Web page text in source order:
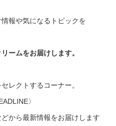
報や気になるトピックを
ームをお届けします。
レクトするコーナー。
〉
から最新情報をお届けします